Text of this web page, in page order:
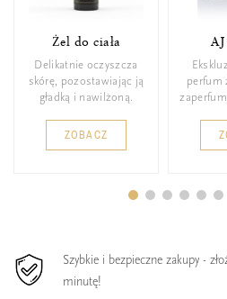
Żel do ciała
Delikatnie oczyszcza
skórę, pozostawiając ją
gładką i nawilżoną.
ZOBACZ
perfum
Szybkie i bezpieczne zakupy -
minutę!